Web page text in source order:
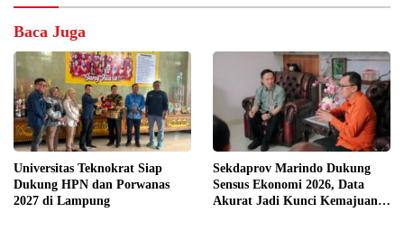
Baca Juga
Universitas Teknokrat Siap
Dukung HPN dan Porwanas
2027 di Lampung
Sekdaprov Marindo Dukung
Sensus Ekonomi 2026, Data
Akurat Jadi Kunci Kemajuan